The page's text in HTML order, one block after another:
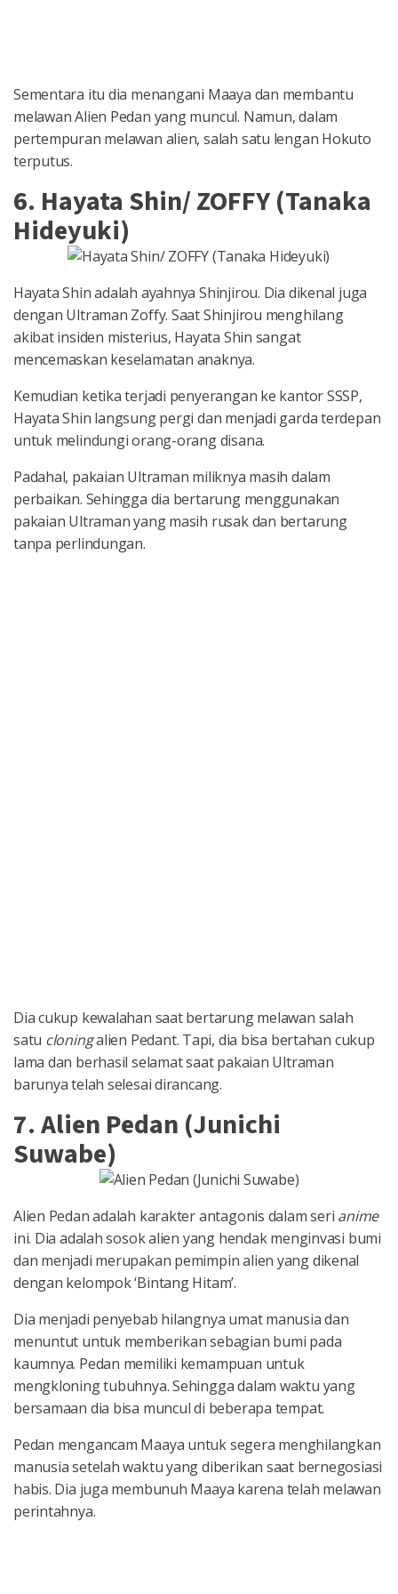
Sementara itu dia menangani Maaya dan membantu
melawan Alien Pedan yang muncul. Namun, dalam
pertempuran melawan alien, salah satu lengan Hokuto
terputus.
6. Hayata Shin/ ZOFFY (Tanaka
Hideyuki)
Hayata Shin adalah ayahnya Shinjirou. Dia dikenal juga
dengan Ultraman Zoffy. Saat Shinjirou menghilang
akibat insiden misterius, Hayata Shin sangat
mencemaskan keselamatan anaknya.
Kemudian ketika terjadi penyerangan ke kantor SSSP,
Hayata Shin langsung pergi dan menjadi garda terdepan
untuk melindungi orang-orang disana.
Padahal, pakaian Ultraman miliknya masih dalam
perbaikan. Sehingga dia bertarung menggunakan
pakaian Ultraman yang masih rusak dan bertarung
tanpa perlindungan.
Dia cukup kewalahan saat bertarung melawan salah
satu cloningalien Pedant. Tapi, dia bisa bertahan cukup
lama dan berhasil selamat saat pakaian Ultraman
barunya telah selesai dirancang.
7. Alien Pedan (Junichi
Suwabe)
Alien Pedan adalah karakter antagonis dalam seri anime
ini. Dia adalah sosok alien yang hendak menginvasi bumi
dan menjadi merupakan pemimpin alien yang dikenal
dengan kelompok ‘Bintang Hitam’.
Dia menjadi penyebab hilangnya umat manusia dan
menuntut untuk memberikan sebagian bumi pada
kaumnya. Pedan memiliki kemampuan untuk
mengkloning tubuhnya. Sehingga dalam waktu yang
bersamaan dia bisa muncul di beberapa tempat.
Pedan mengancam Maaya untuk segera menghilangkan
manusia setelah waktu yang diberikan saat bernegosiasi
habis. Dia juga membunuh Maaya karena telah melawan
perintahnya.